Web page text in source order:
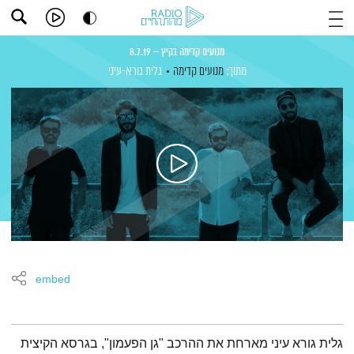
מנועים קדימה בקיץ – 8.7.19
מתוך: מנועים קדימה גלית גורא-עיני
embed
תמצית הפודקאסט
גלית גורא עיני מארחת את ההרכב "גן הפעמון", בגרסא הקיצית